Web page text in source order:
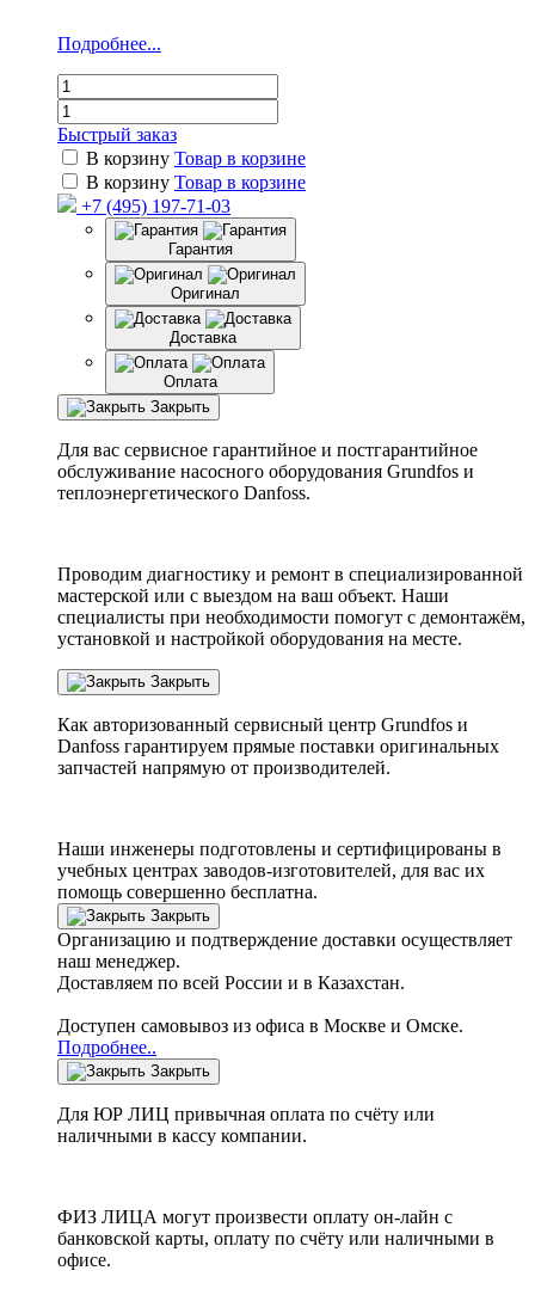
Подробнее...
Быстрый заказ
В корзину Товар в корзине
В корзину Товар в корзине
+7 (495) 197-71-03
Гарантия
Оригинал
Доставка
Оплата
Закрыть
Для вас сервисное гарантийное и постгарантийное
обслуживание насосного оборудования Grundfos и
теплоэнергетического Danfoss.
Проводим диагностику и ремонт в специализированной
мастерской или с выездом на ваш объект. Наши
специалисты при необходимости помогут с демонтажём,
установкой и настройкой оборудования на месте.
Закрыть
Как авторизованный сервисный центр Grundfos и
Danfoss гарантируем прямые поставки оригинальных
запчастей напрямую от производителей.
Наши инженеры подготовлены и сертифицированы в
учебных центрах заводов-изготовителей, для вас их
помощь совершенно бесплатна.
Закрыть
Организацию и подтверждение доставки осуществляет
наш менеджер.
Доставляем по всей России и в Казахстан.
Доступен самовывоз из офиса в Москве и Омске.
Подробнее..
Закрыть
Для ЮР ЛИЦ привычная оплата по счёту или
наличными в кассу компании.
ФИЗ ЛИЦА могут произвести оплату он-лайн с
банковской карты, оплату по счёту или наличными в
офисе.